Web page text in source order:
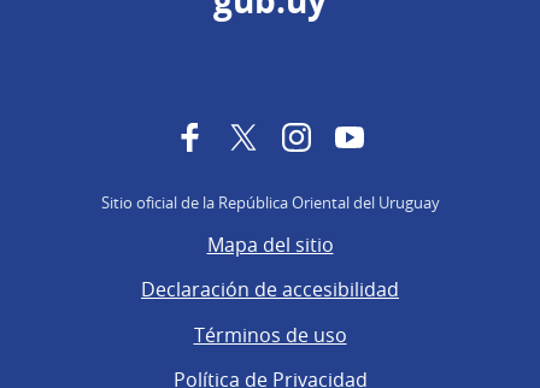
FacebookTwitterInstagramYouTube
Sitio oficial de la República Oriental del Uruguay
Mapa del sitio
Declaración de accesibilidad
Términos de uso
Política de Privacidad